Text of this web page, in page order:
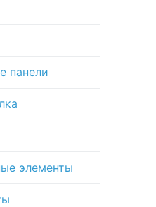
панели
элементы